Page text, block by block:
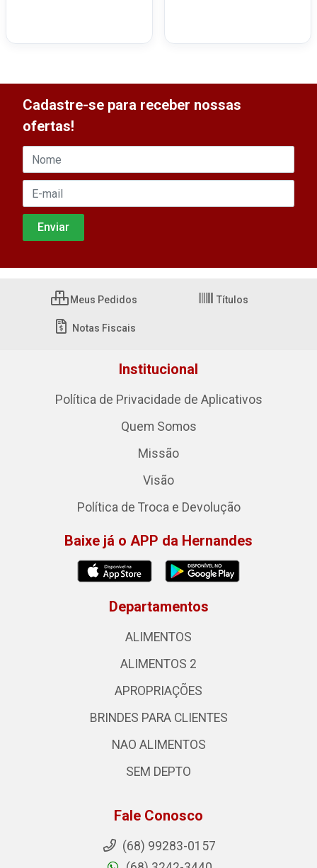
Cadastre-se para receber nossas
ofertas!
Meus Pedidos Títulos
Notas Fiscais
Institucional
Política de Privacidade de Aplicativos
Quem Somos
Missão
Visão
Política de Troca e Devolução
Baixe já o APP da Hernandes
Departamentos
ALIMENTOS
ALIMENTOS 2
APROPRIAÇÕES
BRINDES PARA CLIENTES
NAO ALIMENTOS
SEM DEPTO
Fale Conosco
(68) 99283-0157